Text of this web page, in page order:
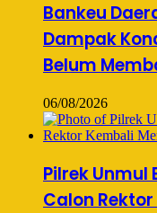
Bankeu
Dampak
Belum
06/08/2026
Pilrek Unmul
Calon